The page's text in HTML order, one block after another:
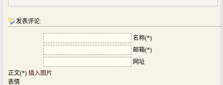
发表评论:
名称(*)
邮箱(*)
网址
正文(*) 插入图片
表情